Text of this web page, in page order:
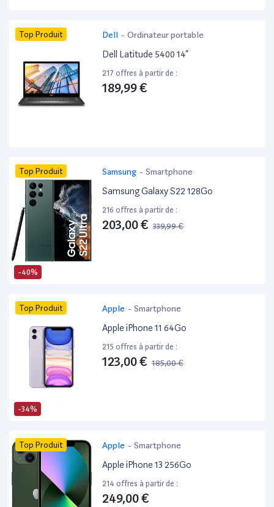
Top Produit Dell - Ordinateur portable
Dell Latitude 5400 14”
217 offres à partir de :
189,99 €
-40%
Top Produit Samsung - Smartphone
Samsung Galaxy S22 128Go
216 offres à partir de :
203,00 € 339,99 €
-34%
Top Produit Apple - Smartphone
Apple iPhone 11 64Go
215 offres à partir de :
123,00 € 185,00 €
Top Produit Apple - Smartphone
Apple iPhone 13 256Go
214 offres à partir de :
249,00 €